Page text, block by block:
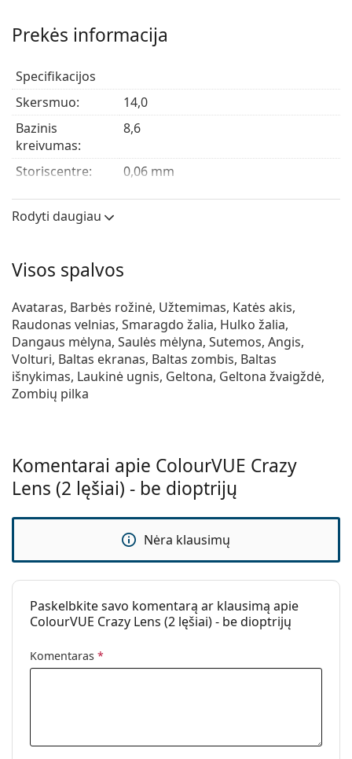
Šviesūs, natūralūs ar beprotiški spalvoti kontaktiniai
tinka geriausiai!
Prekės informacija
Specifikacijos
Skersmuo:
14,0
Bazinis
kreivumas:
8,6
Storiscentre:
0,06 mm
Lęšio
elastingumas:
0,47 MPa
Medžiaga:
Deguonies
pralaidumas:
22 Dk/t
UV filtras:
Ne
Silikonas-
hidrogelis:
Ne
Galiojimo data:
Bent 11 mėnesiai
Atspalvis:
Ne
kontaktiniais
miegoti.:
Vidinis ir išorinis
žymėjimas:
Ne
Pakuotėje yra
Gamintojas:
Kita
Rodyti daugiau
Visos spalvos
Avataras, Barbės rožinė, Užtemimas, Katės akis,
Raudonas velnias, Smaragdo žalia, Hulko žalia,
Dangaus mėlyna, Saulės mėlyna, Sutemos, Angis,
Volturi, Baltas ekranas, Baltas zombis, Baltas
išnykimas, Laukinė ugnis, Geltona, Geltona žvaigždė,
Zombių pilka
Komentarai apie ColourVUE Crazy
Lens (2 lęšiai) - be dioptrijų
Nėra klausimų
Paskelbkite savo komentarą ar klausimą apie
ColourVUE Crazy Lens (2 lęšiai) - be dioptrijų
Komentaras *